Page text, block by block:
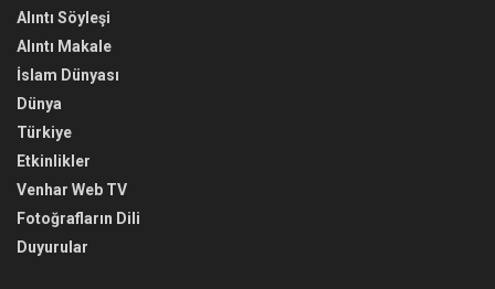
Alıntı Söyleşi
Alıntı Makale
İslam Dünyası
Dünya
Türkiye
Etkinlikler
Venhar Web TV
Fotoğrafların Dili
Duyurular